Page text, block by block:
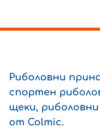
may
on
product
page
Риболовни
спортен
щеки, риболовни
от Colmic.